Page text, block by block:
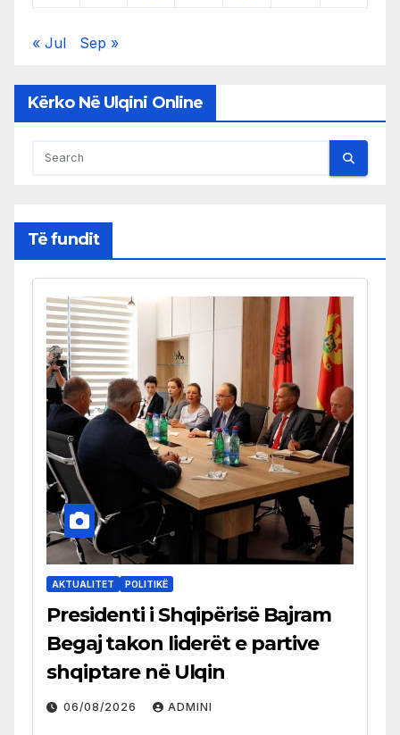
« Jul Sep »
Kërko Në Ulqini Online
Të fundit
AKTUALITET POLITIKË
Presidenti i Shqipërisë Bajram
Begaj takon liderët e partive
shqiptare në Ulqin
06/08/2026 ADMINI